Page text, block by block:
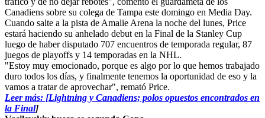
Canadiens sobre su colega de Tampa este domingo en Media Day.
Cuando salte a la pista de Amalie Arena la noche del lunes, Price
estará haciendo su anhelado debut en la Final de la Stanley Cup
luego de haber disputado 707 encuentros de temporada regular, 87
juegos de playoffs y 14 temporadas en la NHL.
"Estoy muy emocionado, porque es algo por lo que hemos trabajado
duro todos los días, y finalmente tenemos la oportunidad de eso y la
vamos a tratar de aprovechar", remató Price.
Leer más: [Lightning y Canadiens; polos opuestos encontrados en
la Final]